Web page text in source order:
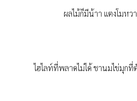
ผลไม้ก็มีน้าา แตงโมหว
ไฮไลท์ที่พลาดไม่ได้ ชานมไข่มุกที่